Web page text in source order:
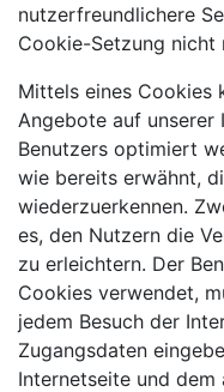
nutzerfreundlichere
Cookie-Setzung nicht
Mittels eines Cookies
Angebote auf unserer
Benutzers optimiert
wie bereits erwähnt,
wiederzuerkennen.
es, den Nutzern die
zu erleichtern. Der
Cookies verwendet,
jedem Besuch der
Zugangsdaten
Internetseite und